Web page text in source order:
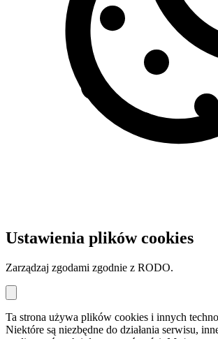
Ustawienia plików cookies
Zarządzaj zgodami zgodnie z RODO.
Ta strona używa plików cookies i innych
Niektóre są niezbędne do działania serwisu,